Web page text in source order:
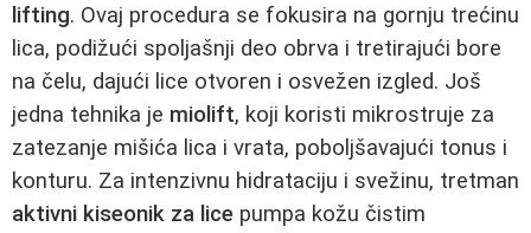
lifting. Ovaj procedura se fokusira na gornju trećinu
lica, podižući spoljašnji deo obrva i tretirajući bore
na čelu, dajući lice otvoren i osvežen izgled. Još
jedna tehnika je miolift, koji koristi mikrostruje za
zatezanje mišića lica i vrata, poboljšavajući tonus i
konturu. Za intenzivnu hidrataciju i svežinu, tretman
aktivni kiseonik za lice pumpa kožu čistim